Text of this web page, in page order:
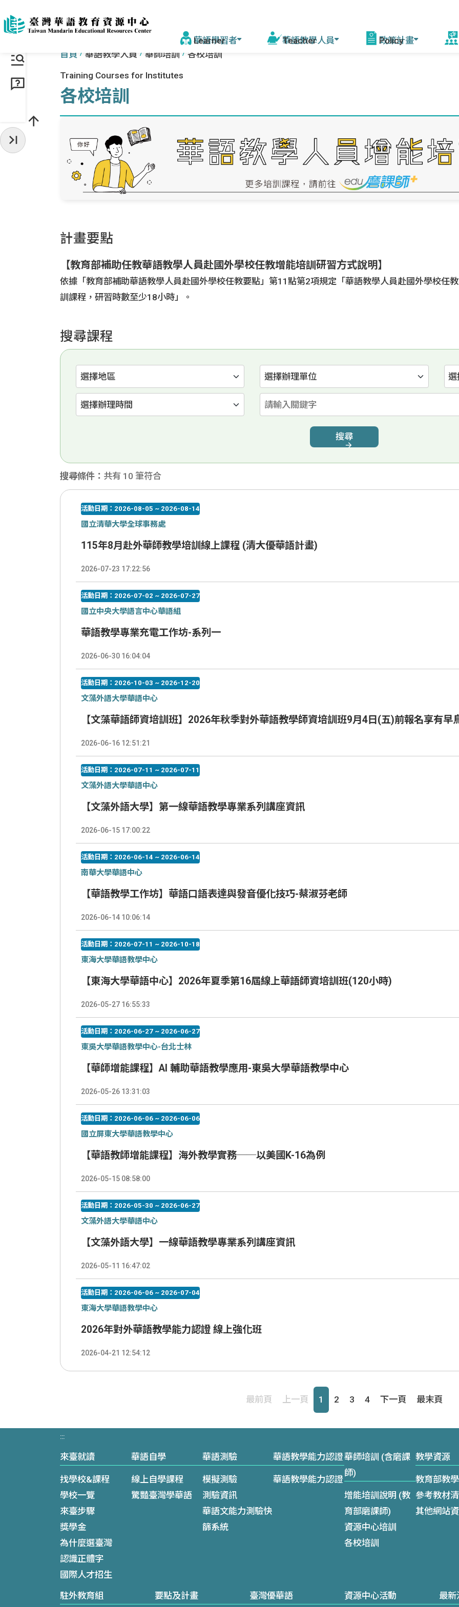
跳到主要內容區塊
華語學習者
獎學金
篩系統
華語教學人員
各校培訓
赴外華師 駐外教育組
政策計畫
年
首頁 華語教學人員 華師培訓 各校培訓
Training Courses for Institutes
各校培訓
計畫要點
【教育部補助任教華語教學人員赴國外學校任教增能培訓研習方式說明】
依據「教育部補助華語教學人員赴國外學校任教要點」第11點第2項規定「華語教學人員赴國外學校任
訓課程，研習時數至少18小時」。
搜尋課程
區域 選擇辦理單位 選
選擇辦理時間 請輸入關鍵字
搜尋
搜尋條件： 共有 10 筆符合
活動日期：2026-08-05 ~ 2026-08-14
國立清華大學全球事務處
115年8月赴外華師教學培訓線上課程 (清大優華語計畫)
2026-07-23 17:22:56
活動日期：2026-07-02 ~ 2026-07-27
國立中央大學語言中心華語組
華語教學專業充電工作坊-系列一
2026-06-30 16:04:04
活動日期：2026-10-03 ~ 2026-12-20
文藻外語大學華語中心
【文藻華語師資培訓班】2026年秋季對外華語教學師資培訓班9月4日(五)前報名享有早
2026-06-16 12:51:21
活動日期：2026-07-11 ~ 2026-07-11
文藻外語大學華語中心
【文藻外語大學】第一線華語教學專業系列講座資訊
2026-06-15 17:00:22
活動日期：2026-06-14 ~ 2026-06-14
南華大學華語中心
【華語教學工作坊】華語口語表達與發音優化技巧-蔡淑芬老師
2026-06-14 10:06:14
活動日期：2026-07-11 ~ 2026-10-18
東海大學華語教學中心
【東海大學華語中心】2026年夏季第16屆線上華語師資培訓班(120小時)
2026-05-27 16:55:33
活動日期：2026-06-27 ~ 2026-06-27
東吳大學華語教學中心-台北士林
【華師增能課程】AI 輔助華語教學應用-東吳大學華語教學中心
2026-05-26 13:31:03
活動日期：2026-06-06 ~ 2026-06-06
國立屏東大學華語教學中心
【華語教師增能課程】海外教學實務──以美國K-16為例
2026-05-15 08:58:00
活動日期：2026-05-30 ~ 2026-06-27
文藻外語大學華語中心
【文藻外語大學】一線華語教學專業系列講座資訊
2026-05-11 16:47:02
活動日期：2026-06-06 ~ 2026-07-04
東海大學華語教學中心
2026年對外華語教學能力認證 線上強化班
2026-04-21 12:54:12
最前頁 上一頁 1 2 3 4 下一頁 最末頁
:::
來臺就讀
找學校&課程
學校一覽
來臺步驟
獎學金
為什麼選臺灣
認識正體字
國際人才招生
華語自學
線上自學課程
驚豔臺灣學華語
華語測驗
模擬測驗
測驗資訊
華語文能力測驗快
篩系統
華語教學能力認證
華語教學能力認證
華師培訓 (含磨課
師)
增能培訓說明 (教
育部磨課師)
資源中心培訓
各校培訓
教學資源
教育部教
參考教材
其他網站
駐外教育組 要點及計畫 臺灣優華語 資源中心活動 最新
收起常用服務